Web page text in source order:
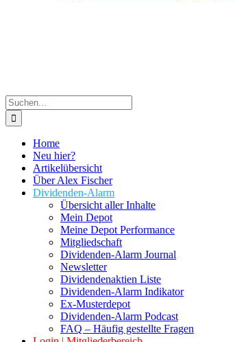
Suche
nach:
Home
Neu hier?
Artikelübersicht
Über Alex Fischer
Dividenden-Alarm
Übersicht aller Inhalte
Mein Depot
Meine Depot Performance
Mitgliedschaft
Dividenden-Alarm Journal
Newsletter
Dividendenaktien Liste
Dividenden-Alarm Indikator
Ex-Musterdepot
Dividenden-Alarm Podcast
FAQ – Häufig gestellte Fragen